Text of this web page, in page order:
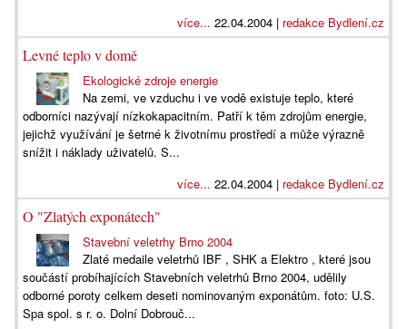
více... 22.04.2004 | redakce Bydlení.cz
Levné teplo v domě
Ekologické zdroje energie
Na zemi, ve vzduchu i ve vodě existuje teplo, které
odborníci nazývají nízkokapacitním. Patří k těm zdrojům energie,
jejichž využívání je šetrné k životnímu prostředí a může výrazně
snížit i náklady uživatelů. S...
více... 22.04.2004 | redakce Bydlení.cz
O "Zlatých exponátech"
Stavební veletrhy Brno 2004
Zlaté medaile veletrhů IBF , SHK a Elektro , které jsou
součástí probíhajících Stavebních veletrhů Brno 2004, udělily
odborné poroty celkem deseti nominovaným exponátům. foto: U.S.
Spa spol. s r. o. Dolní Dobrouč...